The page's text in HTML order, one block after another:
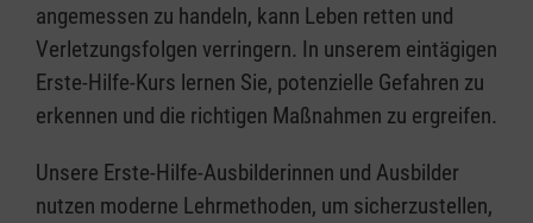
angemessen zu handeln, kann Leben retten und
Verletzungsfolgen verringern. In unserem eintägigen
Erste-Hilfe-Kurs lernen Sie, potenzielle Gefahren zu
erkennen und die richtigen Maßnahmen zu ergreifen.
Unsere Erste-Hilfe-Ausbilderinnen und Ausbilder
nutzen moderne Lehrmethoden, um sicherzustellen,